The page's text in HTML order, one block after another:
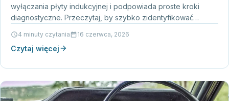
wyłączania płyty indukcyjnej i podpowiada proste kroki
diagnostyczne. Przeczytaj, by szybko zidentyfikować
naprawa,…
4 minuty czytania 16 czerwca, 2026
Czytaj więcej